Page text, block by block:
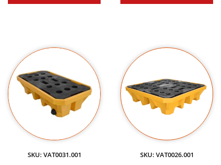
SKU: VAT0031.001 SKU: VAT0026.001